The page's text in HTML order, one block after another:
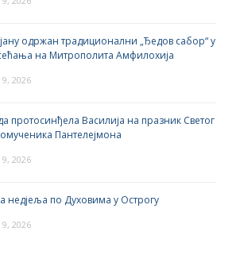
одржан традиционални „Ђедов сабор“ у
на Митрополита Амфилохија
9, 2026
протосинђела Василија на празник Светог
Пантелејмона
9, 2026
недјеља по Духовима у Острогу
9, 2026